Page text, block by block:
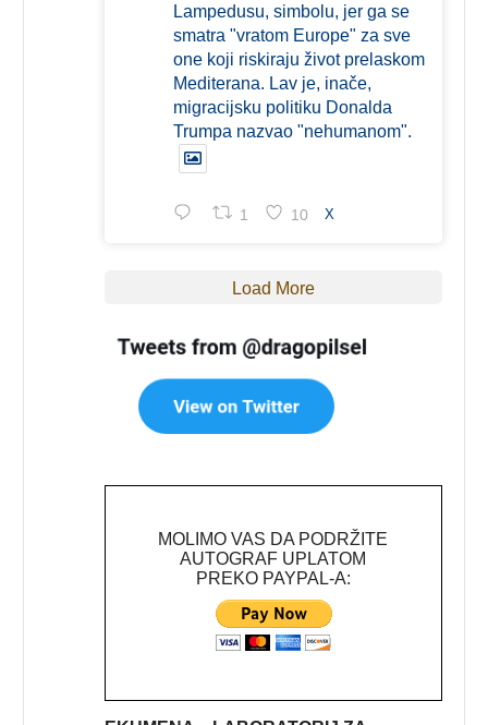
Lampedusu, simbolu, jer ga se
smatra "vratom Europe" za sve
one koji riskiraju život prelaskom
Mediterana. Lav je, inače,
migracijsku politiku Donalda
Trumpa nazvao "nehumanom".
1 10 X
Load More
MOLIMO VAS DA PODRŽITE
AUTOGRAF UPLATOM
PREKO PAYPAL-A: